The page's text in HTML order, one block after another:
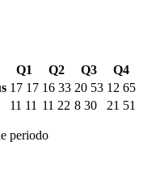
Q1
Q2 Q3
Q4
17 17 16 33 20 53 12 65
11 11 11 22 8 30 21 51
periodo